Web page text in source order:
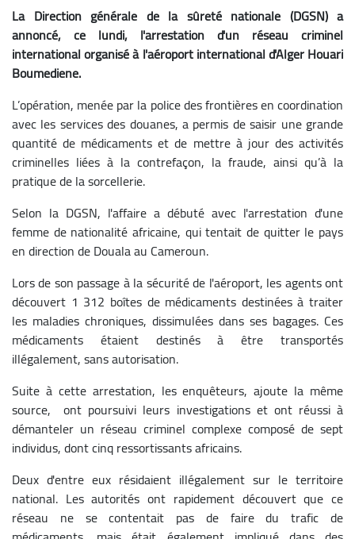
La Direction générale de la sûreté nationale (DGSN) a
annoncé, ce lundi, l'arrestation d'un réseau criminel
international organisé à l'aéroport international d'Alger Houari
Boumediene.
L’opération, menée par la police des frontières en coordination
avec les services des douanes, a permis de saisir une grande
quantité de médicaments et de mettre à jour des activités
criminelles liées à la contrefaçon, la fraude, ainsi qu’à la
pratique de la sorcellerie.
Selon la DGSN, l'affaire a débuté avec l'arrestation d'une
femme de nationalité africaine, qui tentait de quitter le pays
en direction de Douala au Cameroun.
Lors de son passage à la sécurité de l'aéroport, les agents ont
découvert 1 312 boîtes de médicaments destinées à traiter
les maladies chroniques, dissimulées dans ses bagages. Ces
médicaments étaient destinés à être transportés
illégalement, sans autorisation.
Suite à cette arrestation, les enquêteurs, ajoute la même
source, ont poursuivi leurs investigations et ont réussi à
démanteler un réseau criminel complexe composé de sept
individus, dont cinq ressortissants africains.
Deux d'entre eux résidaient illégalement sur le territoire
national. Les autorités ont rapidement découvert que ce
réseau ne se contentait pas de faire du trafic de